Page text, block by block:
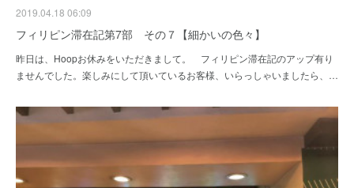
2019.04.18 06:09
フィリピン滞在記第7部 その７【細かいの色々】
昨日は、Hoopお休みをいただきまして。 フィリピン滞在記のアップ有り
ませんでした。楽しみにして頂いているお客様、いらっしゃいましたら、…